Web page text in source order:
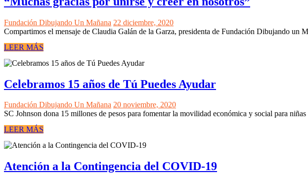
Fundación Dibujando Un Mañana 22 diciembre, 2020
Compartimos el mensaje de Claudia Galán de la Garza, presidenta de Fundación Dibujando un
LEER MÁS
Celebramos 15 años de Tú Puedes Ayudar
Fundación Dibujando Un Mañana 20 noviembre, 2020
SC Johnson dona 15 millones de pesos para fomentar la movilidad económica y social para
LEER MÁS
Atención a la Contingencia del COVID-19